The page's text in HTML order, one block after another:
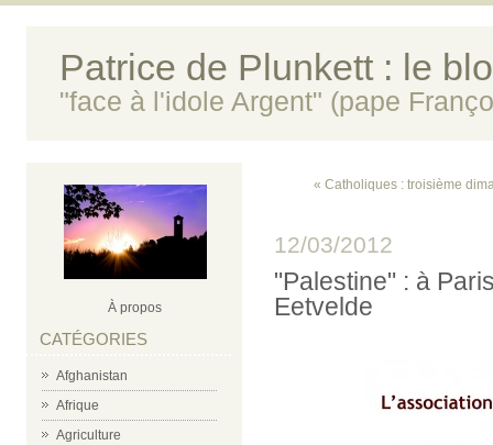
Patrice de Plunkett : le
"face à l'idole Argent" (pape
À propos
CATÉGORIES
Afghanistan
Afrique
Agriculture
« Catholiques : troisième
12/03/2012
"Palestine" : à
Eetvelde